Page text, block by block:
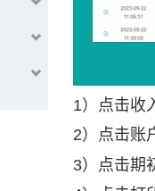
1）点击收
2）点击账
3）点击期